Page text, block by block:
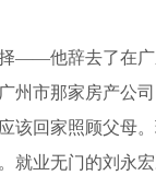
他辞去了在广
市那家房产公
该回家照顾父母
业无门的刘永